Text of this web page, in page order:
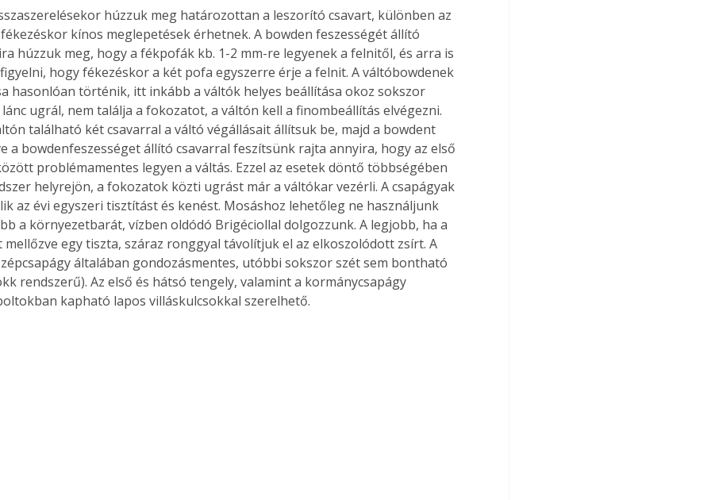
kínos meglepetések érhetnek. A bowden feszességét állító
húzzuk meg, hogy a fékpofák kb. 1-2 mm-re legyenek a felnitől, és arra is
hogy fékezéskor a két pofa egyszerre érje a felnit. A váltóbowdenek
hasonlóan történik, itt inkább a váltók helyes beállítása okoz sokszor
ugrál, nem találja a fokozatot, a váltón kell a finombeállítás elvégezni.
található két csavarral a váltó végállásait állítsuk be, majd a bowdent
a bowdenfeszességet állító csavarral feszítsünk rajta annyira, hogy az első
problémamentes legyen a váltás. Ezzel az esetek döntő többségében
helyrejön, a fokozatok közti ugrást már a váltókar vezérli. A csapágyak
az évi egyszeri tisztítást és kenést. Mosáshoz lehetőleg ne használjunk
a környezetbarát, vízben oldódó Brigéciollal dolgozzunk. A legjobb, ha a
mellőzve egy tiszta, száraz ronggyal távolítjuk el az elkoszolódott zsírt. A
általában gondozásmentes, utóbbi sokszor szét sem bontható
rendszerű). Az első és hátsó tengely, valamint a kormánycsapágy
kapható lapos villáskulcsokkal szerelhető.